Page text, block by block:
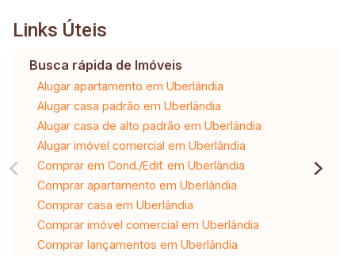
Links Úteis
Busca rápida de Imóveis
Alugar apartamento em Uberlândia
Alugar casa padrão em Uberlândia
Alugar casa de alto padrão em Uberlândia
Alugar imóvel comercial em Uberlândia
Comprar em Cond./Edif. em Uberlândia
Comprar apartamento em Uberlândia
Comprar casa em Uberlândia
Comprar imóvel comercial em Uberlândia
Comprar lançamentos em Uberlândia